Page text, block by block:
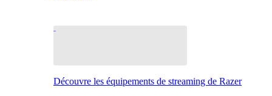
Découvre les équipements de streaming de Razer